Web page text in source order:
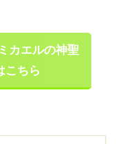
カエルの神聖
こちら